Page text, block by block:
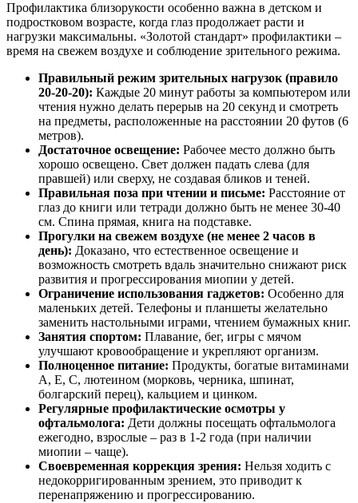
Профилактика близорукости особенно важна в детском и
подростковом возрасте, когда глаз продолжает расти и
нагрузки максимальны. «Золотой стандарт» профилактики –
время на свежем воздухе и соблюдение зрительного режима.
Правильный режим зрительных нагрузок (правило
20-20-20): Каждые 20 минут работы за компьютером или
чтения нужно делать перерыв на 20 секунд и смотреть
на предметы, расположенные на расстоянии 20 футов (6
метров).
Достаточное освещение: Рабочее место должно быть
хорошо освещено. Свет должен падать слева (для
правшей) или сверху, не создавая бликов и теней.
Правильная поза при чтении и письме: Расстояние от
глаз до книги или тетради должно быть не менее 30-40
см. Спина прямая, книга на подставке.
Прогулки на свежем воздухе (не менее 2 часов в
день): Доказано, что естественное освещение и
возможность смотреть вдаль значительно снижают риск
развития и прогрессирования миопии у детей.
Ограничение использования гаджетов: Особенно для
маленьких детей. Телефоны и планшеты желательно
заменить настольными играми, чтением бумажных книг.
Занятия спортом: Плавание, бег, игры с мячом
улучшают кровообращение и укрепляют организм.
Полноценное питание: Продукты, богатые витаминами
А, Е, С, лютеином (морковь, черника, шпинат,
болгарский перец), кальцием и цинком.
Регулярные профилактические осмотры у
офтальмолога: Дети должны посещать офтальмолога
ежегодно, взрослые – раз в 1-2 года (при наличии
миопии – чаще).
Своевременная коррекция зрения: Нельзя ходить с
недокорригированным зрением, это приводит к
перенапряжению и прогрессированию.